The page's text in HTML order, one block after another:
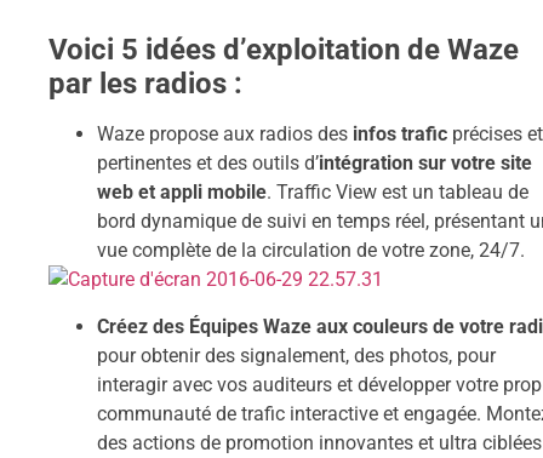
Voici 5 idées d’exploitation de Waze
par les radios :
Waze propose aux radios des infos trafic précises et
pertinentes et des outils d’intégration sur votre site
web et appli mobile. Traffic View est un tableau de
bord dynamique de suivi en temps réel, présentant
vue complète de la circulation de votre zone, 24/7.
Créez des Équipes Waze aux couleurs de votre
pour obtenir des signalement, des photos, pour
interagir avec vos auditeurs et développer votre
communauté de trafic interactive et engagée.
des actions de promotion innovantes et ultra